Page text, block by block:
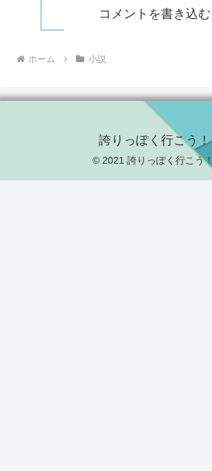
コメントを書き込む
ホーム 小説
誇りっぽく行こう！
© 2021 誇りっぽく行こう！.